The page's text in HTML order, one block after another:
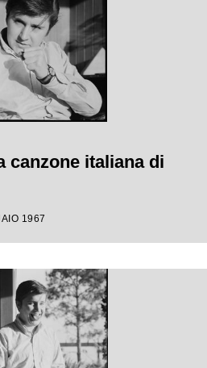
canzone italiana di
1967